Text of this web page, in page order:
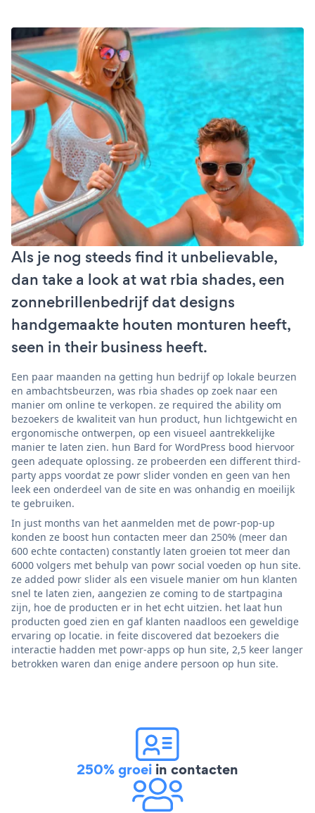
Als je nog steeds find it unbelievable,
dan take a look at wat rbia shades, een
zonnebrillenbedrijf dat designs
handgemaakte houten monturen heeft,
seen in their business heeft.
Een paar maanden na getting hun bedrijf op lokale beurzen
en ambachtsbeurzen, was rbia shades op zoek naar een
manier om online te verkopen. ze required the ability om
bezoekers de kwaliteit van hun product, hun lichtgewicht en
ergonomische ontwerpen, op een visueel aantrekkelijke
manier te laten zien. hun Bard for WordPress bood hiervoor
geen adequate oplossing. ze probeerden een different third-
party apps voordat ze powr slider vonden en geen van hen
leek een onderdeel van de site en was onhandig en moeilijk
te gebruiken.
In just months van het aanmelden met de powr-pop-up
konden ze boost hun contacten meer dan 250% (meer dan
600 echte contacten) constantly laten groeien tot meer dan
6000 volgers met behulp van powr social voeden op hun site.
ze added powr slider als een visuele manier om hun klanten
snel te laten zien, aangezien ze coming to de startpagina
zijn, hoe de producten er in het echt uitzien. het laat hun
producten goed zien en gaf klanten naadloos een geweldige
ervaring op locatie. in feite discovered dat bezoekers die
interactie hadden met powr-apps op hun site, 2,5 keer langer
betrokken waren dan enige andere persoon op hun site.
250% groei in contacten